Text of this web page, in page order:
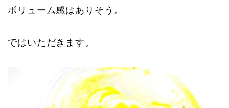
ボリューム感はありそう。
ではいただきます。